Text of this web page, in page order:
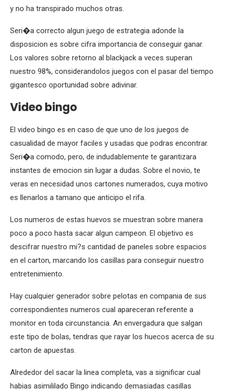
y no ha transpirado muchos otras.
Seri�a correcto algun juego de estrategia adonde la
disposicion es sobre cifra importancia de conseguir ganar.
Los valores sobre retorno al blackjack a veces superan
nuestro 98%, considerandolos juegos con el pasar del tiempo
gigantesco oportunidad sobre adivinar.
Video bingo
El video bingo es en caso de que uno de los juegos de
casualidad de mayor faciles y usadas que podras encontrar.
Seri�a comodo, pero, de indudablemente te garantizara
instantes de emocion sin lugar a dudas. Sobre el novio, te
veras en necesidad unos cartones numerados, cuya motivo
es llenarlos a tamano que anticipo el rifa.
Los numeros de estas huevos se muestran sobre manera
poco a poco hasta sacar algun campeon. El objetivo es
descifrar nuestro mi?s cantidad de paneles sobre espacios
en el carton, marcando los casillas para conseguir nuestro
entretenimiento.
Hay cualquier generador sobre pelotas en compania de sus
correspondientes numeros cual apareceran referente a
monitor en toda circunstancia. An envergadura que salgan
este tipo de bolas, tendras que rayar los huecos acerca de su
carton de apuestas.
Alrededor del sacar la linea completa, vas a significar cual
habias asimililado Bingo indicando demasiadas casillas